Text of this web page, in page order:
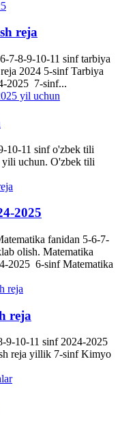
reja
7-8-9-10-11 sinf tarbiya
2024 5-sinf Tarbiya
2025 7-sinf...
10-11 sinf o'zbek tili
uchun. O'zbek tili
2025
fanidan 5-6-7-
olish. Matematika
2025 6-sinf Matematika
reja
9-10-11 sinf 2024-2025
reja yillik 7-sinf Kimyo